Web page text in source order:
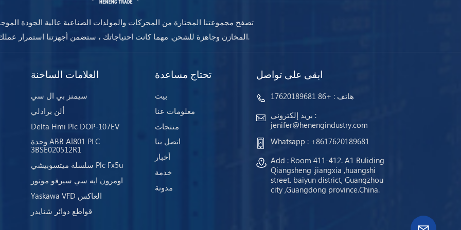
تصفح مجموعتنا المختارة من المحركات والمولدات الصناعية عالية الجودة
المخازن وجاهزة للشحن. مهما كانت احتياجاتك ، ستضمن أجهزتنا استمرار عملك دائمًا.
العلامات الساخنة
سيمنز بي ال سي
ألن برادلي
Delta Hmi Plc DOP-107EV
وحدة ABB AI801 PLC
3BSE020512R1
سلسلة ميتسوبيشي Plc Fx5u
اومرون ايه سي سيرفو موتور
Yaskawa VFD العاكس
قواطع دوائر شنايدر
تحتاج مساعدة
بيت
معلومات عنا
منتجات
اتصل بنا
أخبار
خدمة
مدونة
ابقى على تواصل
هاتف : +86 17620189681
بريد إلكتروني :
jenifer@henengindustry.com
Whatsapp : +8617620189681
Add : Room 411-412. A1 Buliding
Qiangsheng .jiangxia ,huangshi
street. baiyun district, Guangzhou
city ,Guangdong province.China.